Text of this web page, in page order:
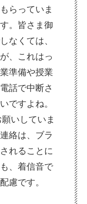
らっていま
。皆さま御
なくては、
、これはっ
準備や授業
話で中断さ
ですよね。
いしていま
絡は、ブラ
れることに
、着信音で
慮です。